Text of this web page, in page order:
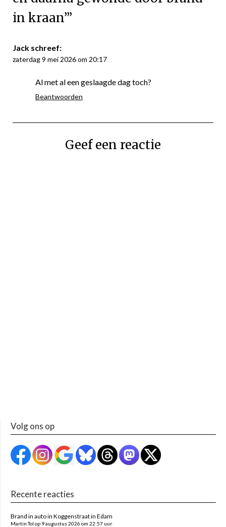
in kraan’”
Jack schreef:
zaterdag 9 mei 2026 om 20:17
Al met al een geslaagde dag toch?
Beantwoorden
Geef een reactie
Volg ons op
Recente reacties
Brand in auto in Koggenstraat in Edam
Martin Tol op 9 augustus 2026 om 22:57 uur.